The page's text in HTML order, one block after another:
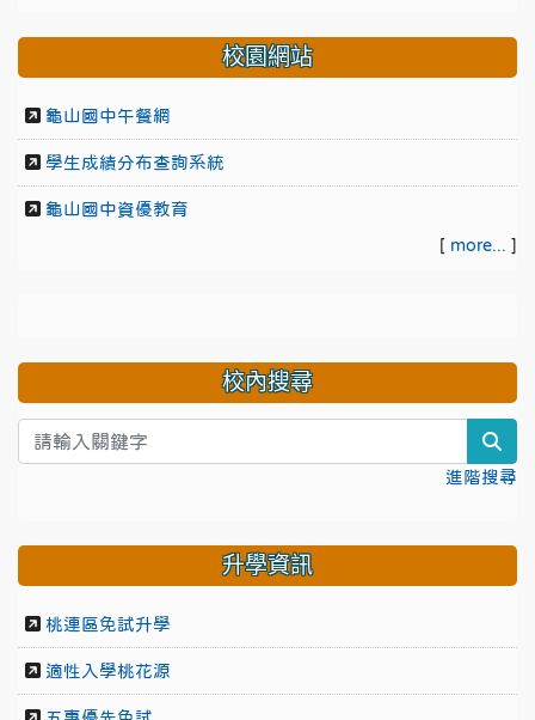
校園網站
龜山國中午餐網
學生成績分布查詢系統
龜山國中資優教育
[ more... ]
校內搜尋
進階搜尋
升學資訊
桃連區免試升學
適性入學桃花源